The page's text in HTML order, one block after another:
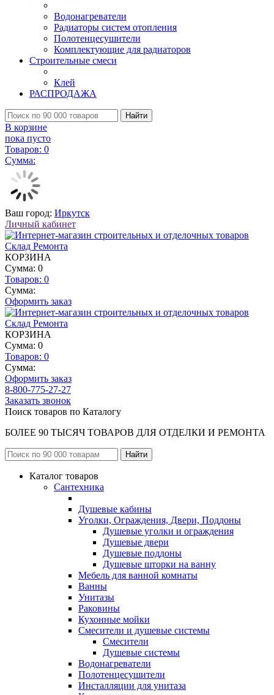
Водонагреватели
Радиаторы систем отопления
Полотенцесушители
Комплектующие для радиаторов
Строительные смеси
Клей
РАСПРОДАЖА
Найти
В корзине
пока пусто
Товаров: 0
Сумма:
Ваш город: Иркутск
Личный кабинет
КОРЗИНА
Сумма: 0
Товаров: 0
Сумма:
Оформить заказ
КОРЗИНА
Сумма: 0
Товаров: 0
Сумма:
Оформить заказ
8-800-775-27-27
Заказать звонок
Поиск товаров по Каталогу
БОЛЕЕ 90 ТЫСЯЧ ТОВАРОВ ДЛЯ ОТДЕЛКИ И РЕМОНТА
Каталог товаров
Сантехника
Душевые кабины
Уголки, Ограждения, Двери, Поддоны
Душевые уголки и ограждения
Душевые двери
Душевые поддоны
Душевые шторки на ванну
Мебель для ванной комнаты
Ванны
Унитазы
Раковины
Кухонные мойки
Смесители и душевые системы
Смесители
Душевые системы
Водонагреватели
Полотенцесушители
Инсталляции для унитаза